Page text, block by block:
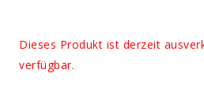
Dieses Produkt ist derzeit
verfügbar.